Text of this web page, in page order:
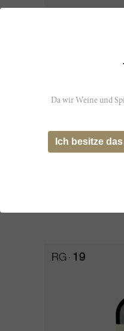
150cl
Lodovico 2007
RG 19
Da wir Weine und
Ich besitze